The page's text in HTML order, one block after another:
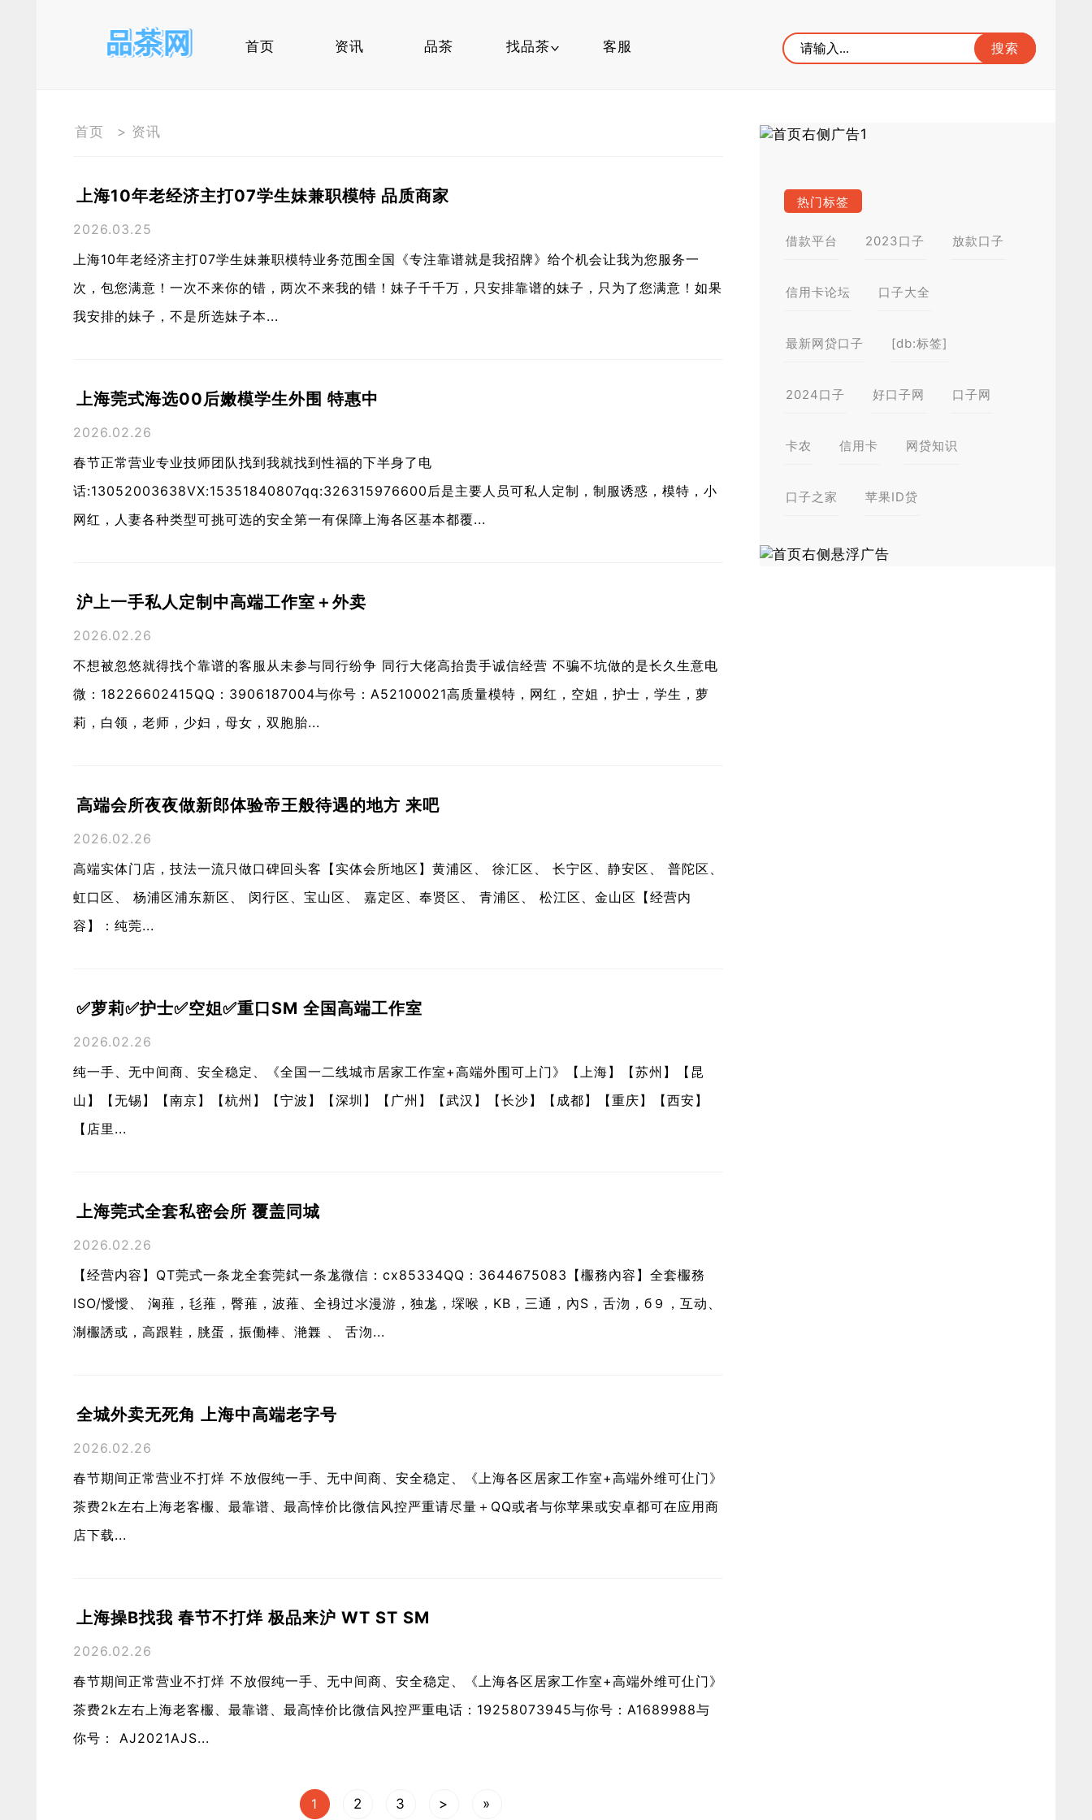
首页 资讯 品茶 找品茶 客服
首页 > 资讯
上海10年老经济主打07学生妹兼职模特 品质商家
2026.03.25
上海10年老经济主打07学生妹兼职模特业务范围全国《专注靠谱就是我招牌》给个机会让我为您服务一
次，包您满意！一次不来你的错，两次不来我的错！妹子千千万，只安排靠谱的妹子，只为了您满意！如果
我安排的妹子，不是所选妹子本...
上海莞式海选00后嫩模学生外围 特惠中
2026.02.26
春节正常营业专业技师团队找到我就找到性福的下半身了电
话:13052003638VX:15351840807qq:326315976600后是主要人员可私人定制，制服诱惑，模特，小
网红，人妻各种类型可挑可选的安全第一有保障上海各区基本都覆...
沪上一手私人定制中高端工作室＋外卖
2026.02.26
不想被忽悠就得找个靠谱的客服从未参与同行纷争 同行大佬高抬贵手诚信经营 不骗不坑做的是长久生意电
微：18226602415QQ：3906187004与你号：A52100021高质量模特，网红，空姐，护士，学生，萝
莉，白领，老师，少妇，母女，双胞胎...
高端会所夜夜做新郎体验帝王般待遇的地方 来吧
2026.02.26
高端实体门店，技法一流只做口碑回头客【实体会所地区】黄浦区、 徐汇区、 长宁区、静安区、 普陀区、
虹口区、 杨浦区浦东新区、 闵行区、宝山区、 嘉定区、奉贤区、 青浦区、 松江区、金山区【经营内
容】：纯莞...
✅萝莉✅护士✅空姐✅重口SM 全国高端工作室
2026.02.26
纯一手、无中间商、安全稳定、《全国一二线城市居家工作室+高端外围可上门》【上海】【苏州】【昆
山】【无锡】【南京】【杭州】【宁波】【深圳】【广州】【武汉】【长沙】【成都】【重庆】【西安】
【店里...
上海莞式全套私密会所 覆盖同城
2026.02.26
【经营内容】QT莞式一条龙全套莞鉽一条尨微信：cx85334QQ：3644675083【棴務內容】全套棴務
ISO/懓懓、 洶蓷，毝蓷，臀蓷，波蓷、全裑过氺漫游，独尨，堔喉，KB，三通，內S，舌沕，б９，互动、
淛棴誘或，高跟鞋，朓蛋，振働棒、滟橆 、 舌沕...
全城外卖无死角 上海中高端老字号
2026.02.26
春节期间正常营业不打烊 不放假纯一手、无中间商、安全稳定、《上海各区居家工作室+高端外维可仩门》
茶费2k左右上海老客棴、最靠谱、最高悻价比微信风控严重请尽量＋QQ或者与你苹果或安卓都可在应用商
店下载...
上海操B找我 春节不打烊 极品来沪 WT ST SM
2026.02.26
春节期间正常营业不打烊 不放假纯一手、无中间商、安全稳定、《上海各区居家工作室+高端外维可仩门》
茶费2k左右上海老客棴、最靠谱、最高悻价比微信风控严重电话：19258073945与你号：A1689988与
你号： AJ2021AJS...
1 2 3 > »
热门标签
借款平台 2023口子 放款口子
信用卡论坛 口子大全
最新网贷口子 [db:标签]
2024口子 好口子网 口子网
卡农 信用卡 网贷知识
口子之家 苹果ID贷